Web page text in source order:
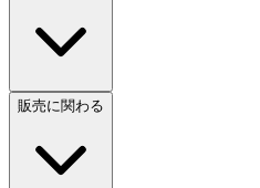
販売に関わる